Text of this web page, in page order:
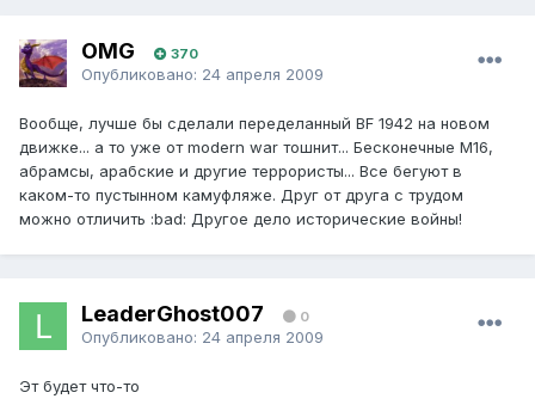
OMG 370
Опубликовано: 24 апреля 2009
Вообще, лучше бы сделали переделанный BF 1942 на новом
движке... а то уже от modern war тошнит... Бесконечные М16,
абрамсы, арабские и другие террористы... Все бегуют в
каком-то пустынном камуфляже. Друг от друга с трудом
можно отличить :bad: Другое дело исторические войны!
LeaderGhost007 0
Опубликовано: 24 апреля 2009
Эт будет что-то